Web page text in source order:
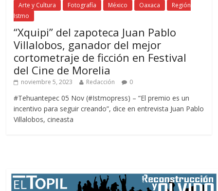
Arte y Cultura Fotografía México Oaxaca
Región
Istmo
“Xquipi” del zapoteca Juan Pablo
Villalobos, ganador del mejor
cortometraje de ficción en Festival
del Cine de Morelia
noviembre 5, 2023 Redacción 0
#Tehuantepec 05 Nov (#Istmopress) – “El premio es un
incentivo para seguir creando”, dice en entrevista Juan Pablo
Villalobos, cineasta